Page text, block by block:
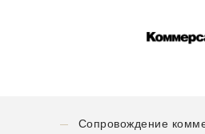
Сопровождение